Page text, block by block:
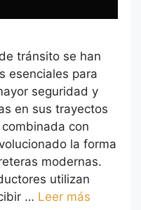
tránsito se han
esenciales para
seguridad y
en sus trayectos
con
la forma
modernas.
utilizan
… Leer más